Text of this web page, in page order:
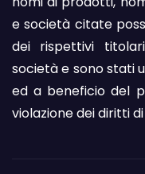
e società citate
dei rispettivi
società e sono stati
ed a beneficio del
violazione dei diritti